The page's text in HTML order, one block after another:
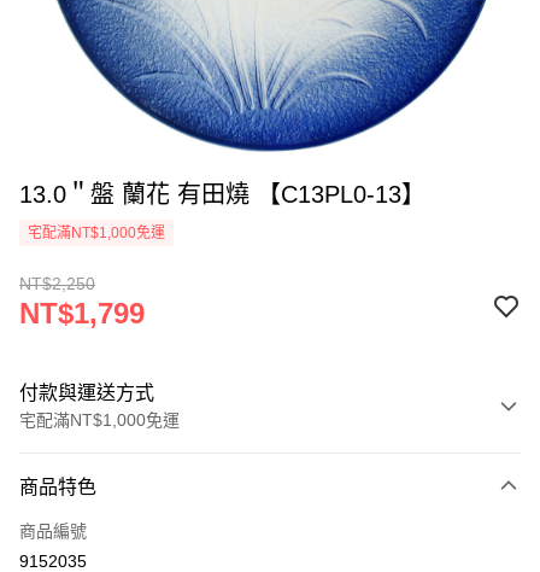
13.0＂盤 蘭花 有田燒 【C13PL0-13】
宅配滿NT$1,000免運
NT$2,250
NT$1,799
付款與運送方式
宅配滿NT$1,000免運
信用卡一次付款
LINE Pay
商品特色
商品編號
9152035